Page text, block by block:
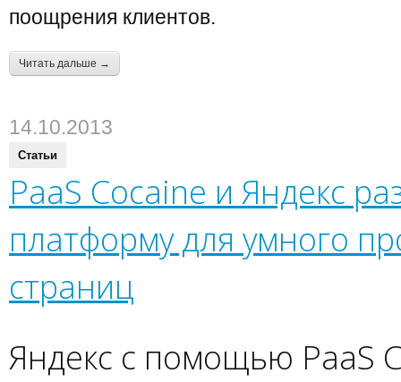
поощрения клиентов.
Читать дальше →
14.10.2013
Статьи
PaaS Cocaine и Яндекс
платформу для умного
страниц
Яндекс с помощью PaaS